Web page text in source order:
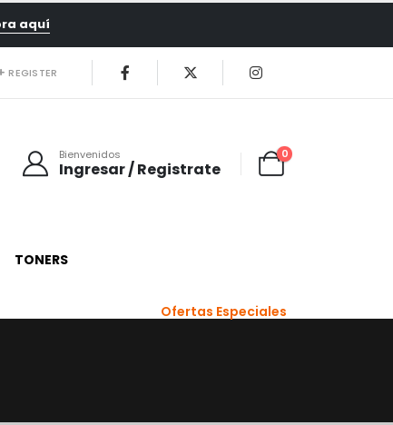
aquí
REGISTER
Bienvenidos
Ingresar / Registrate
0
TONERS
Ofertas Especiales